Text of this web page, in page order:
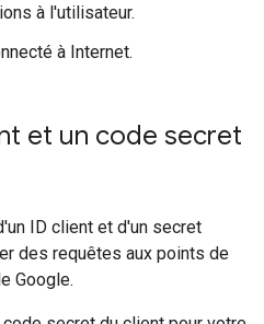
à l'utilisateur.
à Internet.
et un code secret
ID client et d'un secret
des requêtes aux points de
Google.